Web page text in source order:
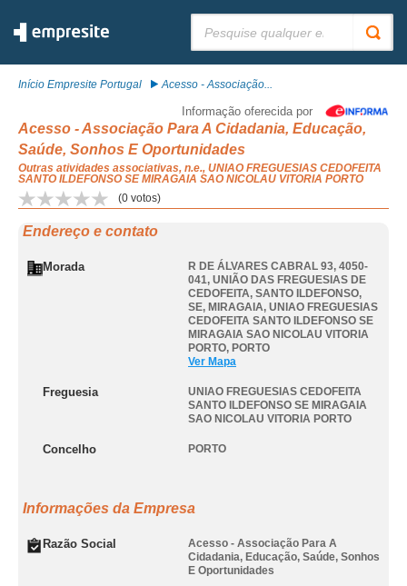
Início Empresite Portugal Acesso - Associação...
Informação oferecida por
Acesso - Associação Para A Cidadania, Educação,
Saúde, Sonhos E Oportunidades
Outras atividades associativas, n.e., UNIAO FREGUESIAS CEDOFEITA
SANTO ILDEFONSO SE MIRAGAIA SAO NICOLAU VITORIA PORTO
(0 votos)
Endereço e contato
Morada
R DE ÁLVARES CABRAL 93, 4050-
041, UNIÃO DAS FREGUESIAS DE
CEDOFEITA, SANTO ILDEFONSO,
SE, MIRAGAIA, UNIAO FREGUESIAS
CEDOFEITA SANTO ILDEFONSO SE
MIRAGAIA SAO NICOLAU VITORIA
PORTO, PORTO
Ver Mapa
Freguesia
UNIAO FREGUESIAS CEDOFEITA
SANTO ILDEFONSO SE MIRAGAIA
SAO NICOLAU VITORIA PORTO
Concelho PORTO
Informações da Empresa
Razão Social
Acesso - Associação Para A
Cidadania, Educação, Saúde, Sonhos
E Oportunidades